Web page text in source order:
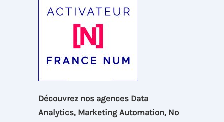
Découvrez nos agences Data
Analytics, Marketing Automation, No